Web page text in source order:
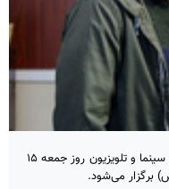
آیین تشییع پیکر حسام محمودی بازیگر جوان سینما و تلویزیون روز جمعه ۱۵
برگزار می‌شود.